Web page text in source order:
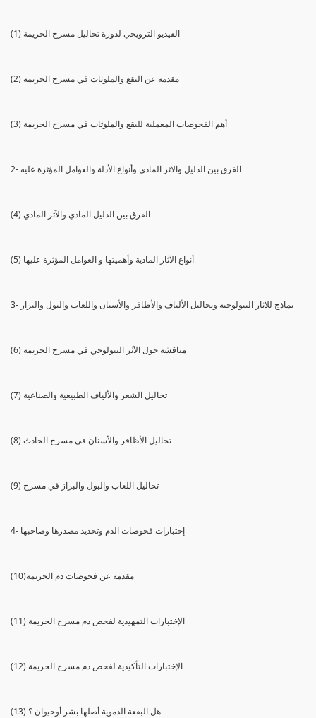
(1) الفيديو الترويجي لدورة تحاليل مسرح الجريمة
(2) مقدمة عن البقع والملوثات في مسرح الجريمة
(3) أهم الفحوصات المعملية للبقع والملوثات في مسرح الجريمة
2- الفرق بين الدليل والاثر المادي وأنواع الأدلة والعوامل المؤثرة عليه
(4) الفرق بين الدليل المادي والآثر المادي
(5) أنواع الآثار المادية وأهميتها و العوامل المؤثرة عليها
3- نماذج للاثار البيولوجية وتحاليل الألياف والأظافر والأسنان واللعاب والبول والبراز
(6) مناقشة حول الآثر البيولوجي في مسرح الجريمة
(7) تحاليل الشعر والألياف الطبيعية والصناعية
(8) تحاليل الأظافر والأسنان في مسرح الحادث
(9) تحاليل اللعاب والبول والبراز في مسرح
4- إختبارات فحوصات الدم وتحديد مصدرها وصاحبها
(10)مقدمة عن فحوصات دم الجريمة
(11) الإختبارات التمهيدية لفحص دم مسرح الجريمة
(12) الإختبارات التأكيدية لفحص دم مسرح الجريمة
(13) هل البقعة الدموية أصلها بشر أوحيوان ؟